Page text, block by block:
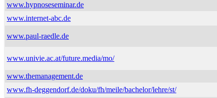
www.hypnoseseminar.de
www.internet-abc.de
www.paul-raedle.de
www.univie.ac.at/future.media/mo/
www.themanagement.de
www.fh-deggendorf.de/doku/fh/meile/bachelor/lehre/st/